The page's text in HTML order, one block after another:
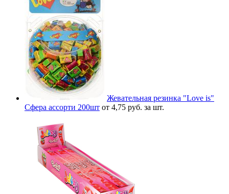
Жевательная резинка "Love is"
Сфера ассорти 200шт от 4,75 руб. за шт.